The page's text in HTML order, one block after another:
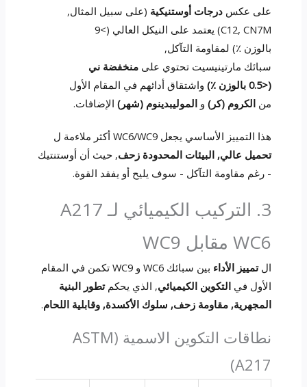
على عكس درجات أوستنيكية (على سبيل المثال,
C12, CN7M) يعتمد على النيكل العالي (>9
بالوزن ٪) لمقاومة التآكل,
سبائك مارتينيسيت تحتوي على منخفضة ني
(<0.5 بالوزن ٪)
واشتقاق أدائهم في المقام الأول
من الكروم (كر)و الموليبدينوم (شهر)الإضافات.
هذا التمييز الأساسي يجعل WC6/WC9 أكثر ملاءمة ل
تحميل عالي, البيئات المحدودة زحف, حيث أن أوستنتيك
- رغم مقاومة التآكل - سوف يليح أو يفقد القوة.
3. التركيب الكيميائي لـ A217
WC6 مقابل WC9
التمييز الأداء
بين سبائك WC6 و WC9 تكمن في المقام
الأول في التكوين الكيميائي, الذي يحكمتطور البنية
المجهرية, مقاومة زحف, سلوك الأكسدة, وقابلية اللحام.
نطاقات التكوين الاسمية (ASTM
A217)